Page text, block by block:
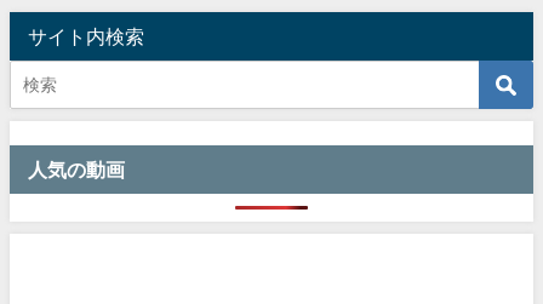
サイト内検索
人気の動画